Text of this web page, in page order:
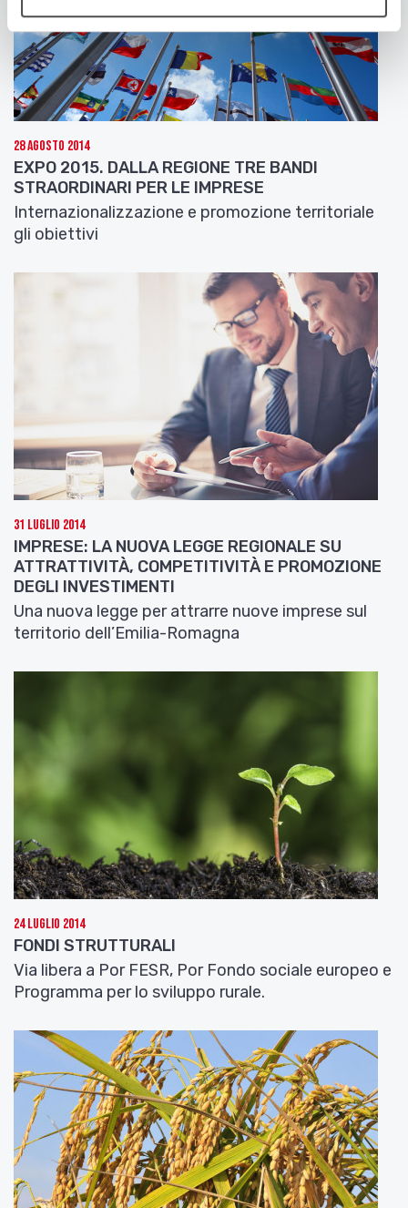
28 Agosto 2014
EXPO 2015. DALLA REGIONE TRE BANDI
STRAORDINARI PER LE IMPRESE
Internazionalizzazione e promozione territoriale
gli obiettivi
31 Luglio 2014
IMPRESE: LA NUOVA LEGGE REGIONALE SU
ATTRATTIVITÀ, COMPETITIVITÀ E PROMOZIONE
DEGLI INVESTIMENTI
Una nuova legge per attrarre nuove imprese sul
territorio dell’Emilia-Romagna
24 Luglio 2014
FONDI STRUTTURALI
Via libera a Por FESR, Por Fondo sociale europeo e
Programma per lo sviluppo rurale.